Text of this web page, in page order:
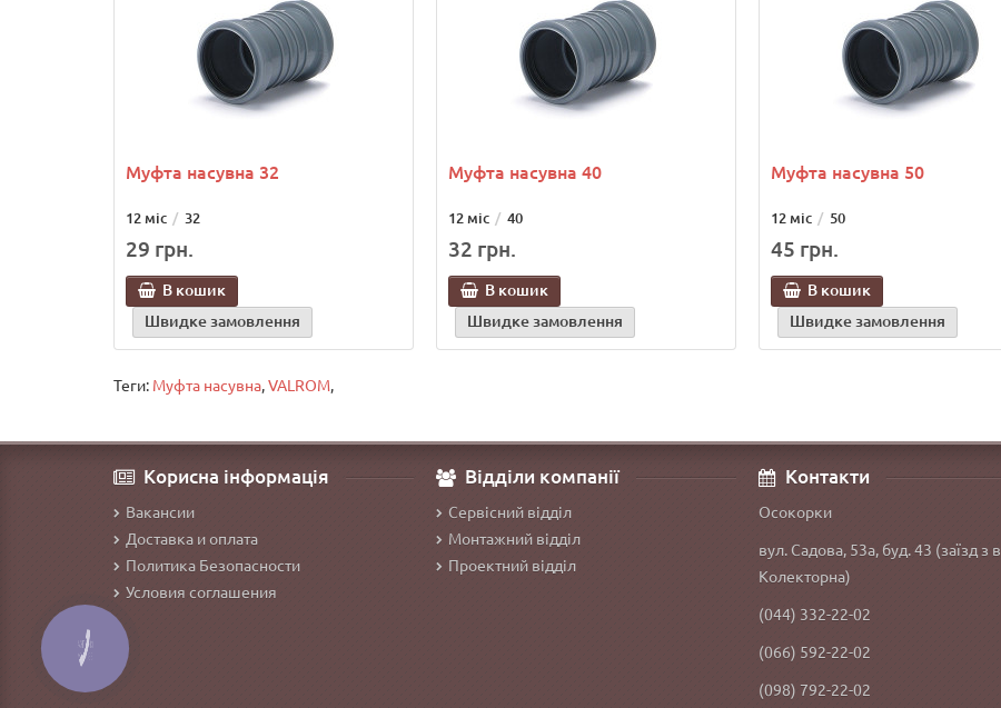
Муфта насувна 32
12 міс 32
29 грн.
В кошик
Швидке замовлення
Муфта насувна 40
12 міс 40
32 грн.
В кошик
Швидке замовлення
Муфта насувна 50
12 міс 50
45 грн.
В кошик
Швидке замовлення
Теги: Муфта насувна,VALROM,
Корисна інформація
Вакансии
Доставка и оплата
Политика Безопасности
Условия соглашения
Відділи компанії
Сервісний відділ
Монтажний відділ
Проектний відділ
Контакти
Осокорки
вул. Садова, 53а, буд. 43 (заїзд з
Колекторна)
(044) 332-22-02
(066) 592-22-02
(098) 792-22-02
КНОПКА
ЗВ'ЯЗКУ